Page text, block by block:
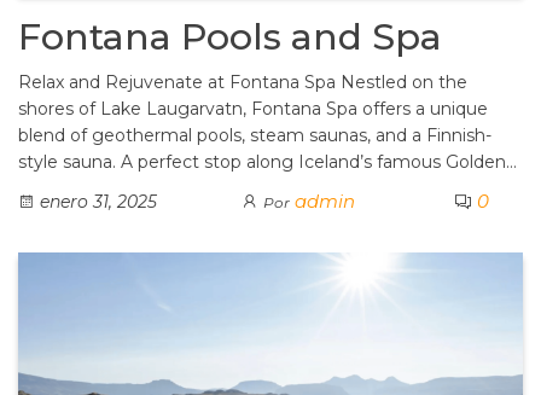
Fontana Pools and Spa
Relax and Rejuvenate at Fontana Spa Nestled on the
shores of Lake Laugarvatn, Fontana Spa offers a unique
blend of geothermal pools, steam saunas, and a Finnish-
style sauna. A perfect stop along Iceland’s famous Golden…
enero 31, 2025
Por admin 0